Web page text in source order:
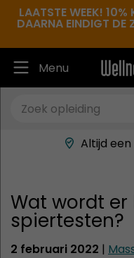
LAATSTE WEEK!
DAARNA EINDIGT DE
Menu
Ruim
Beste
Altijd
Wat wordt
spiertesten?
2 februari 2022 |